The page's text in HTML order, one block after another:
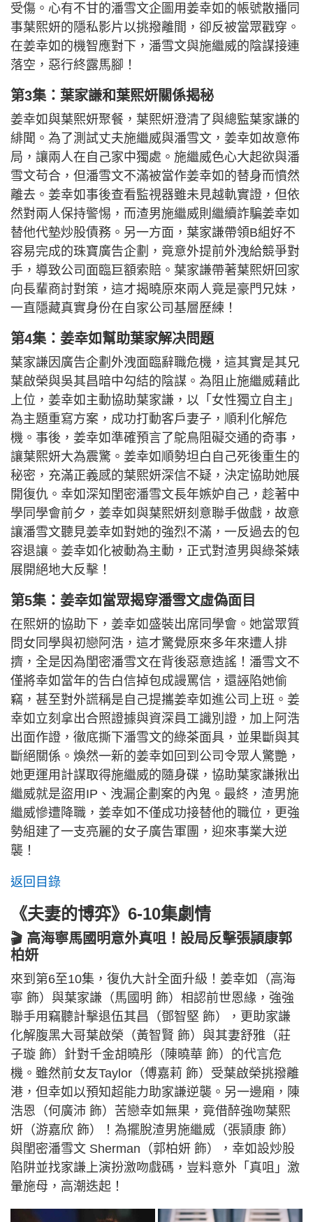
受傷。心有不甘的潘雪文企圖用姜幸如的帳號散播同
事葉熙妍的隱私影片以挑撥離間，卻反被當眾戳穿。
在姜幸如的機智應對下，潘雪文與施繼威的陰謀接連
落空，惡行終露馬腳！
第3集：葉家謙和葉熙妍關係揭秘
姜幸如與葉熙妍聚餐，葉熙妍澄清了與總監葉家謙的
緋聞。為了測試丈夫施繼威與潘雪文，姜幸如故意佈
局，讓兩人在自己家中獨處。施繼威色心大起欲與潘
雪文苟合，但潘雪文不滿被當作姜幸如的替身而憤然
離去。姜幸如事後查看監視器雖未見越軌實證，但依
然對兩人保持警惕，而渣男施繼威則繼續詐騙姜幸如
替他代墊炒股債務。另一方面，葉家謙帶領B組好不
容易完成的珠寶廣告企劃，竟意外提前外洩給競爭對
手，導致公司面臨巨額索賠。葉家謙帶著葉熙妍回家
向長輩商討對策，這才揭曉原來兩人竟是豪門兄妹，
一直隱藏真實身份在自家公司基層歷練！
第4集：姜幸如幫助葉家解决問題
葉家謙因廣告企劃外洩面臨辭職危機，這其實是其兄
葉啟榮與吳其昌暗中勾結的陰謀。為阻止施繼威藉此
上位，姜幸如主動協助葉家謙，以「女性獨立自主」
為主題重寫方案，成功打動客戶妻子，順利化解危
機。事後，姜幸如準確預言了鴕鳥阻礙交通的奇事，
讓葉熙妍大為震驚。姜幸如順勢坦白自己死後重生的
秘密，充滿正義感的葉熙妍深信不疑，決定協助她展
開復仇。幸如深知閨密潘雪文長年嫉妒自己，趁著中
學同學會前夕，姜幸如與葉熙妍刻意聯手做戲，故意
讓潘雪文聽見姜幸如對她的強烈不滿，一反過去的包
容退讓。姜幸如化被動為主動，正式對渣男與綠茶婊
展開絕地大反擊！
第5集：姜幸如當眾揭穿潘雪文虛偽面目
在熙妍的協助下，姜幸如盛裝出席同學會。她當眾質
問女同學與初戀阿浩，這才驚覺原來多年來遭人排
擠，全是因為閨密潘雪文在背後惡意造謠！潘雪文不
僅將幸如當年的告白信掉包成謾罵信，還誣陷她偷
竊，甚至對外謊稱是自己提攜姜幸如進公司上班。姜
幸如立刻拿出合照證據與資深員工識別證，加上阿浩
出面作證，徹底撕下潘雪文的綠茶面具，並果斷與其
斷絕關係。煥然一新的姜幸如回到公司令眾人驚艷，
她更運用計謀取得施繼威的隨身碟，協助葉家謙揪出
繼威就是盜用IP、洩漏企劃案的內鬼。最終，渣男施
繼威慘遭降職，姜幸如不僅成功接替他的職位，更強
勢組建了一支亮麗的女子廣告軍團，迎來事業大逆
襲！
返回目錄
《夫妻的博弈》6-10集劇情
🎬 高海寧馬國明意外真咀！設局反擊張頴康郭
柏妍
來到第6至10集，復仇大計全面升級！姜幸如（高海
寧 飾）與葉家謙（馬國明 飾）相認前世恩緣，強強
聯手用竊聽計擊退伍其昌（鄧智堅 飾），更助家謙
化解腹黑大哥葉啟榮（黃智賢 飾）與其妻舒雅（莊
子璇 飾）針對千金胡曉彤（陳曉華 飾）的代言危
機。雖然前女友Taylor（傅嘉莉 飾）受葉啟榮挑撥離
港，但幸如以預知超能力助家謙逆襲。另一邊廂，陳
浩恩（何廣沛 飾）苦戀幸如無果，竟借醉強吻葉熙
妍（游嘉欣 飾）！為擺脫渣男施繼威（張頴康 飾）
與閨密潘雪文 Sherman（郭柏妍 飾），幸如設炒股
陷阱並找家謙上演扮激吻戲碼，豈料意外「真咀」激
暈施母，高潮迭起！